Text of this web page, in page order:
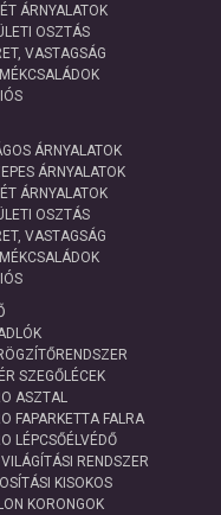
ÁRNYALATOK
OSZTÁS
VASTAGSÁG
ÁRNYALATOK
ÁRNYALATOK
ÁRNYALATOK
OSZTÁS
VASTAGSÁG
SZEGŐLÉCEK
ASZTAL
FAPARKETTA FALRA
LÉPCSŐÉLVÉDŐ
VILÁGÍTÁSI RENDSZER
KISOKOS
KORONGOK